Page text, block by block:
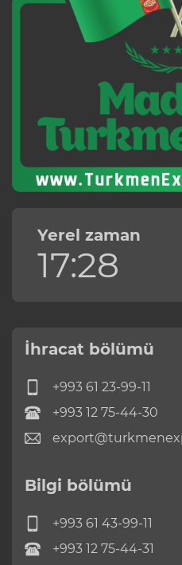
Yerel zaman
17:28
İhracat bölümü
+993 61 23-99-11
+993 12 75-44-30
Bilgi bölümü
+993 61 43-99-11
+993 12 75-44-31